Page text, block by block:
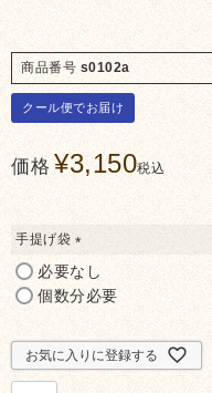
商品番号 s0102a
クール便でお届け
価格 ¥3,150税込
手提げ袋
(必
須)
必要なし
個数分必要
お気に入りに登録する